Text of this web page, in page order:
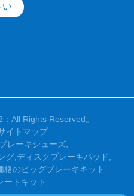
い
All Rights Reserved。
イトマップ
レーキシューズ
グ ディスクブレーキパッド
格のビッグブレーキキット
ートキット